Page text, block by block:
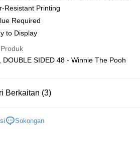
Penghantaran
Resistant Printing
Required
to Display
DOUBLE SIDED 48 - Winnie The Pooh
Berkaitan (3)
Sokongan